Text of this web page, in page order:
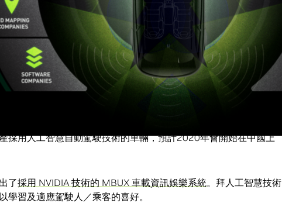
小巴車款變形成將於2022年上市、注入人工智慧技術的全電動 VW
實驗室，讓身處各地的團隊成員能在一處畫面逼真的虛擬環境裡集
。
展示了一款採用 NVIDIA DRIVE 技術的自動駕駛 Peterbilt 卡車，讓
這間新創公司的自動駕駛系統採用攝影機和雷達來收集車況資料，
下，開始對旗下的 Level 4 系統進行商業運轉活動。
採用人工智慧自動駕駛技術的車輛，預計2020年會開始在中國上
了採用 NVIDIA 技術的 MBUX 車載資訊娛樂系統。拜人工智慧技術
學習及適應駕駛人／乘客的喜好。